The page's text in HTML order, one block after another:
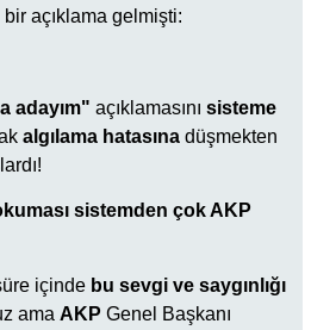
bir açıklama gelmişti:
adayım" açıklamasını sisteme
algılama hatasına düşmekten
sistemden çok AKP
içinde bu sevgi ve saygınlığı
ama AKP Genel Başkanı